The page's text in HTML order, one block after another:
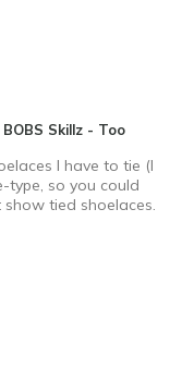
Skillz - Too
I have to tie (I
type, so you could
tied shoelaces.